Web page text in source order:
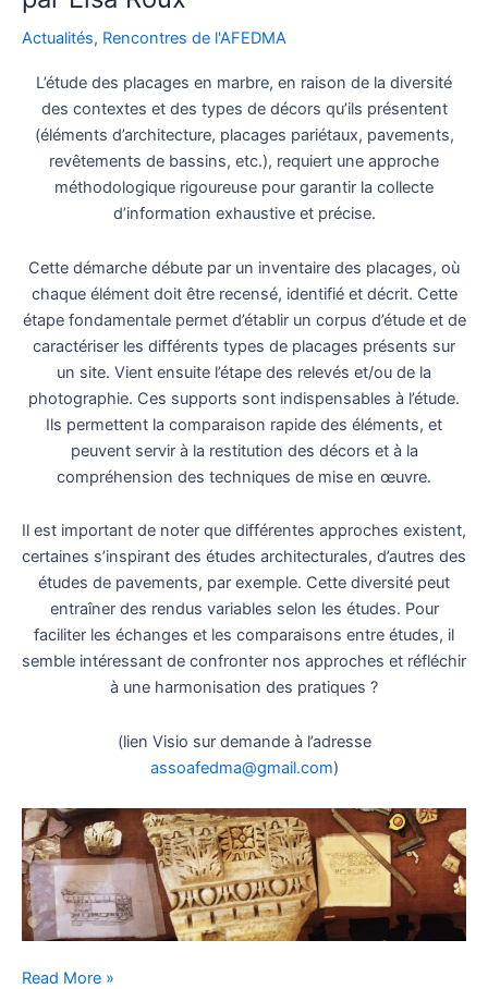
néo-
attiques
élément
décor
dans
l’habitat
Méganne
Moulon
Actualités, Rencontres de l'AFEDMA
L’étude des placages en marbre, en raison de la diversité
des contextes et des types de décors qu’ils présentent
(éléments d’architecture, placages pariétaux, pavements,
revêtements de bassins, etc.), requiert une approche
méthodologique rigoureuse pour garantir la collecte
d’information exhaustive et précise.
Cette démarche débute par un inventaire des placages, où
chaque élément doit être recensé, identifié et décrit. Cette
étape fondamentale permet d’établir un corpus d’étude et de
caractériser les différents types de placages présents sur
un site. Vient ensuite l’étape des relevés et/ou de la
photographie. Ces supports sont indispensables à l’étude.
Ils permettent la comparaison rapide des éléments, et
peuvent servir à la restitution des décors et à la
compréhension des techniques de mise en œuvre.
Il est important de noter que différentes approches existent,
certaines s’inspirant des études architecturales, d’autres des
études de pavements, par exemple. Cette diversité peut
entraîner des rendus variables selon les études. Pour
faciliter les échanges et les comparaisons entre études, il
semble intéressant de confronter nos approches et réfléchir
à une harmonisation des pratiques ?
(lien Visio sur demande à l’adresse
assoafedma@gmail.com)
Conférence
Read More »